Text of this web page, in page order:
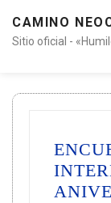
CAMINO
Sitio oficial -